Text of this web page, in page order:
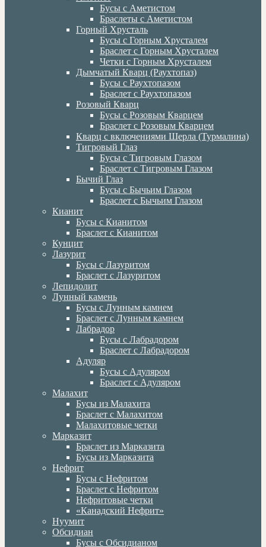
Бусы с Аметистом
Браслеты с Аметистом
Горный Хрусталь
Бусы с Горным Хрусталем
Браслет с Горным Хрусталем
Четки с Горным Хрусталем
Дымчатый Кварц (Раухтопаз)
Бусы с Раухтопазом
Браслет с Раухтопазом
Розовый Кварц
Бусы с Розовым Кварцем
Браслет с Розовым Кварцем
Кварц с включениями Шерла (Турмалина)
Тигровый Глаз
Бусы с Тигровым Глазом
Браслет с Тигровым Глазом
Бычий Глаз
Бусы с Бычьим Глазом
Браслет с Бычьим Глазом
Кианит
Бусы с Кианитом
Браслет с Кианитом
Кунцит
Лазурит
Бусы с Лазуритом
Браслет с Лазуритом
Лепидолит
Лунный камень
Бусы с Лунным камнем
Браслет с Лунным камнем
Лабрадор
Бусы с Лабрадором
Браслет с Лабрадором
Адуляр
Бусы с Адуляром
Браслет с Адуляром
Малахит
Бусы из Малахита
Браслет с Малахитом
Малахитовые четки
Марказит
Браслет из Марказита
Бусы из Марказита
Нефрит
Бусы с Нефритом
Браслет с Нефритом
Нефритовые четки
«Канадский Нефрит»
Нуумит
Обсидиан
Бусы с Обсидианом